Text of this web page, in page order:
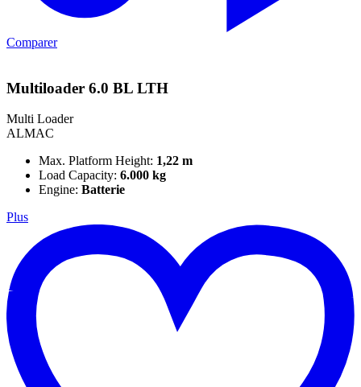
Comparer
Multiloader 6.0 BL LTH
Multi Loader
ALMAC
Max. Platform Height: 1,22 m
Load Capacity: 6.000 kg
Engine: Batterie
Plus